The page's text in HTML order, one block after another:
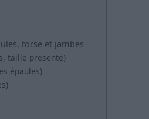
torse et jambes
taille présente)
épaules)